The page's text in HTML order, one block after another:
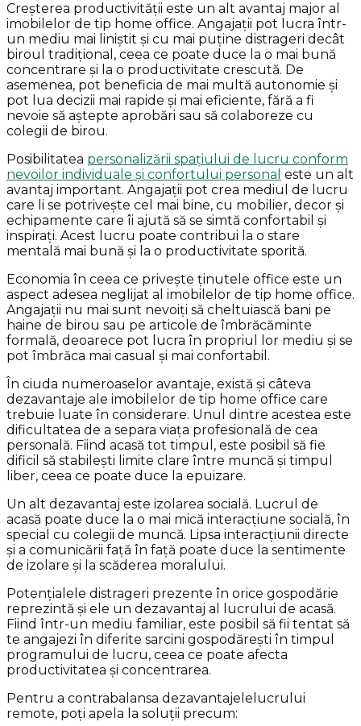
Creșterea productivității este un alt avantaj major al
imobilelor de tip home office. Angajații pot lucra într-
un mediu mai liniștit și cu mai puține distrageri decât
biroul tradițional, ceea ce poate duce la o mai bună
concentrare și la o productivitate crescută. De
asemenea, pot beneficia de mai multă autonomie și
pot lua decizii mai rapide și mai eficiente, fără a fi
nevoie să aștepte aprobări sau să colaboreze cu
colegii de birou.
Posibilitatea personalizării spațiului de lucru conform
nevoilor individuale și confortului personal este un alt
avantaj important. Angajații pot crea mediul de lucru
care li se potrivește cel mai bine, cu mobilier, decor și
echipamente care îi ajută să se simtă confortabil și
inspirați. Acest lucru poate contribui la o stare
mentală mai bună și la o productivitate sporită.
Economia în ceea ce privește ținutele office este un
aspect adesea neglijat al imobilelor de tip home office.
Angajații nu mai sunt nevoiți să cheltuiască bani pe
haine de birou sau pe articole de îmbrăcăminte
formală, deoarece pot lucra în propriul lor mediu și se
pot îmbrăca mai casual și mai confortabil.
În ciuda numeroaselor avantaje, există și câteva
dezavantaje ale imobilelor de tip home office care
trebuie luate în considerare. Unul dintre acestea este
dificultatea de a separa viața profesională de cea
personală. Fiind acasă tot timpul, este posibil să fie
dificil să stabilești limite clare între muncă și timpul
liber, ceea ce poate duce la epuizare.
Un alt dezavantaj este izolarea socială. Lucrul de
acasă poate duce la o mai mică interacțiune socială, în
special cu colegii de muncă. Lipsa interacțiunii directe
și a comunicării față în față poate duce la sentimente
de izolare și la scăderea moralului.
Potențialele distrageri prezente în orice gospodărie
reprezintă și ele un dezavantaj al lucrului de acasă.
Fiind într-un mediu familiar, este posibil să fii tentat să
te angajezi în diferite sarcini gospodărești în timpul
programului de lucru, ceea ce poate afecta
productivitatea și concentrarea.
Pentru a contrabalansa dezavantajelelucrului
remote, poți apela la soluții precum: